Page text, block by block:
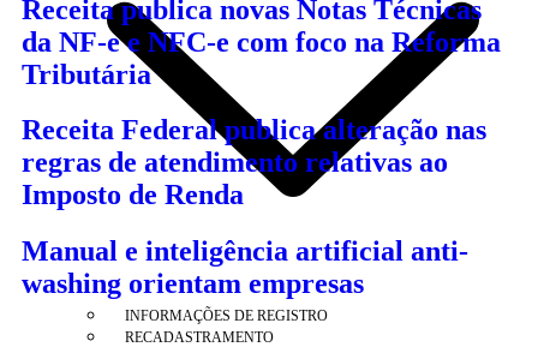
INFORMAÇÕES DE REGISTRO
RECADASTRAMENTO
Receita publica novas Notas Técnicas
da NF-e e NFC-e com foco na Reforma
Tributária
Receita Federal publica alteração nas
regras de atendimento relativas ao
Imposto de Renda
Manual e inteligência artificial anti-
washing orientam empresas